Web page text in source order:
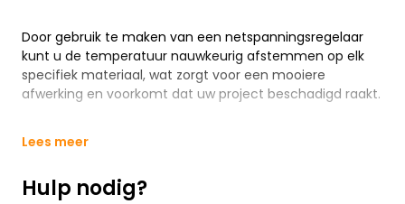
Door gebruik te maken van een netspanningsregelaar
kunt u de temperatuur nauwkeurig afstemmen op elk
specifiek materiaal, wat zorgt voor een mooiere
afwerking en voorkomt dat uw project beschadigd raakt.
Lees meer
Hulp nodig?